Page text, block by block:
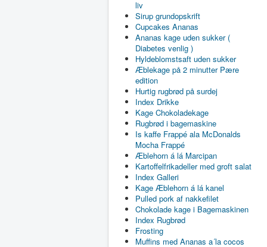
liv
Sirup grundopskrift
Cupcakes Ananas
Ananas kage uden sukker (
Diabetes venlig )
Hyldeblomstsaft uden sukker
Æblekage på 2 minutter Pære
edition
Hurtig rugbrød på surdej
Index Drikke
Kage Chokoladekage
Rugbrød i bagemaskine
Is kaffe Frappé ala McDonalds
Mocha Frappé
Æblehorn á lá Marcipan
Kartoffelfrikadeller med groft salat
Index Galleri
Kage Æblehorn á lá kanel
Pulled pork af nakkefilet
Chokolade kage i Bagemaskinen
Index Rugbrød
Frosting
Muffins med Ananas a´la cocos